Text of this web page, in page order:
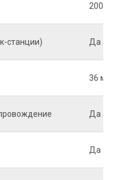
2000
станции) Да
36 мес
Да
Да